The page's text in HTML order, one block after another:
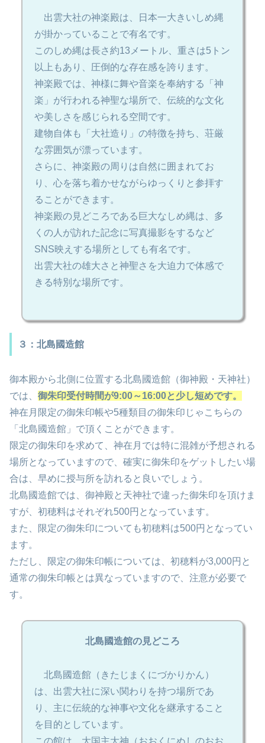
出雲大社の神楽殿は、日本一大きいしめ縄
が掛かっていることで有名です。
このしめ縄は長さ約13メートル、重さは5トン
以上もあり、圧倒的な存在感を誇ります。
神楽殿では、神様に舞や音楽を奉納する「神
楽」が行われる神聖な場所で、伝統的な文化
や美しさを感じられる空間です。
建物自体も「大社造り」の特徴を持ち、荘厳
な雰囲気が漂っています。
さらに、神楽殿の周りは自然に囲まれてお
り、心を落ち着かせながらゆっくりと参拝す
ることができます。
神楽殿の見どころである巨大なしめ縄は、多
くの人が訪れた記念に写真撮影をするなど
SNS映えする場所としても有名です。
出雲大社の雄大さと神聖さを大迫力で体感で
きる特別な場所です。
３：北島國造館
御本殿から北側に位置する北島國造館（御神殿・天神社）
では、 御朱印受付時間が9:00～16:00と少し短めです。
神在月限定の御朱印帳や5種類目の御朱印じゃこちらの
「北島國造館」で頂くことができます。
限定の御朱印を求めて、神在月では特に混雑が予想される
場所となっていますので、確実に御朱印をゲットしたい場
合は、早めに授与所を訪れると良いでしょう。
北島國造館では、御神殿と天神社で違った御朱印を頂けま
すが、初穂料はそれぞれ500円となっています。
また、限定の御朱印についても初穂料は500円となってい
ます。
ただし、限定の御朱印帳については、初穂料が3,000円と
通常の御朱印帳とは異なっていますので、注意が必要で
す。
北島國造館の見どころ
北島國造館（きたじまくにづかりかん）
は、出雲大社に深い関わりを持つ場所であ
り、主に伝統的な神事や文化を継承すること
を目的としています。
この館は、大国主大神（おおくにぬしのおお